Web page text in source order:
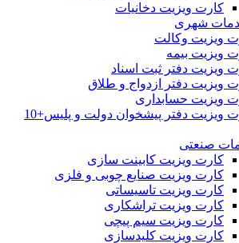
کارت ویزیت دخانیات
شهری
ویزیت وکالت
ویزیت بیمه
ویزیت دفتر ثبت اسناد
ویزیت دفتر ازدواج و طلاق
ویزیت حسابداری
ویزیت دفتر پیشخوان دولت و پلیس+10
صنعتی
کارت ویزیت کابینت سازی
کارت ویزیت صنایع چوبی و فلزی
کارت ویزیت تاسیساتی
کارت ویزیت تراشکاری
کارت ویزیت سیم پیچی
کارت ویزیت کلیدسازی